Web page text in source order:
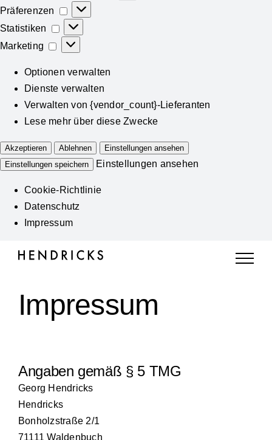
Präferenzen
Präferenzen
Statistiken
Statistiken
Marketing
Marketing
Optionen verwalten
Dienste verwalten
Verwalten von {vendor_count}-Lieferanten
Lese mehr über diese Zwecke
Akzeptieren Ablehnen
Einstellungen ansehen
Einstellungen speichern
Einstellungen ansehen
Cookie-Richtlinie
Datenschutz
Impressum
Zum
Impressum
Angaben gemäß § 5 TMG
Georg Hendricks
Hendricks
Bonholzstraße 2/1
71111 Waldenbuch